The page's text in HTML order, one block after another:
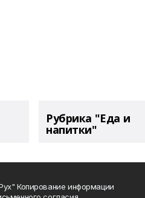
Рубрика "Еда и
напитки"
Копирование информации